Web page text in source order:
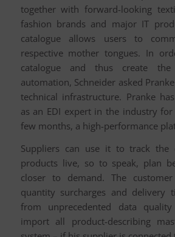
together with forward-looking
fashion brands and major IT
catalogue allows users to
respective mother tongues. In
catalogue and thus create
automation, Schneider asked
technical infrastructure. Pranke
as an EDI expert in the industry for
few months, a high-performance
Suppliers can use it to track the
products live, so to speak, plan
closer to demand. The
quantity surcharges and delivery
from unprecedented data
import all product-describing